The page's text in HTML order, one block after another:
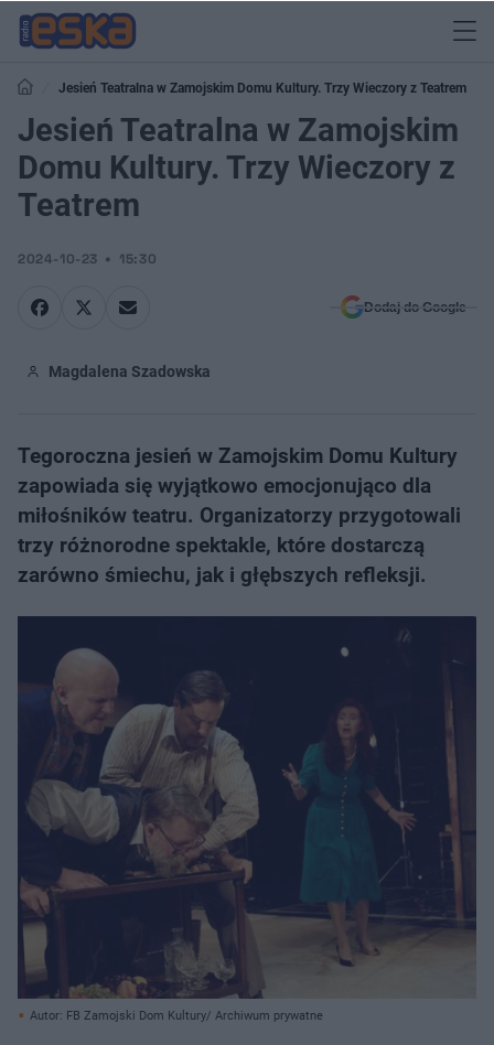
Jesień Teatralna w Zamojskim Domu Kultury. Trzy Wieczory z Teatrem
Jesień Teatralna w Zamojskim
Domu Kultury. Trzy Wieczory z
Teatrem
2024-10-23 15:30
Dodaj do Google
Magdalena Szadowska
Tegoroczna jesień w Zamojskim Domu Kultury
zapowiada się wyjątkowo emocjonująco dla
miłośników teatru. Organizatorzy przygotowali
trzy różnorodne spektakle, które dostarczą
zarówno śmiechu, jak i głębszych refleksji.
Autor: FB Zamojski Dom Kultury/ Archiwum prywatne